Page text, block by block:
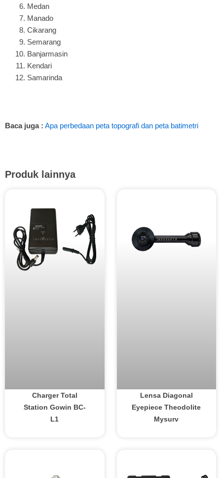
Medan
Manado
Cikarang
Semarang
Banjarmasin
Kendari
Samarinda
Baca juga : Apa perbedaan peta topografi dan peta batimetri
Produk lainnya
Charger Total
Station Gowin BC-
L1
Lensa Diagonal
Eyepiece Theodolite
Mysurv